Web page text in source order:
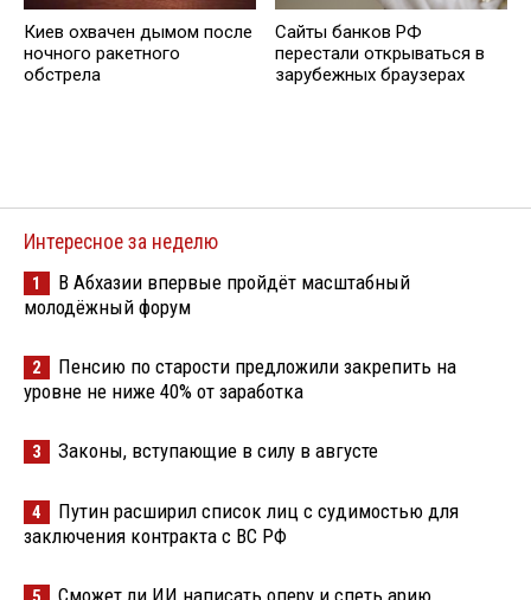
Киев охвачен дымом после
ночного ракетного
обстрела
Сайты банков РФ
перестали открываться в
зарубежных браузерах
Интересное за неделю
1
В Абхазии впервые пройдёт масштабный
молодёжный форум
2
Пенсию по старости предложили закрепить на
уровне не ниже 40% от заработка
3 Законы, вступающие в силу в августе
4
Путин расширил список лиц с судимостью для
заключения контракта с ВС РФ